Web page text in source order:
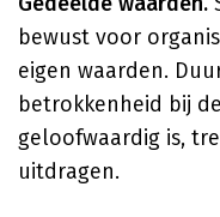
bewust voor
eigen waarden.
betrokkenheid bij
geloofwaardig is,
uitdragen.